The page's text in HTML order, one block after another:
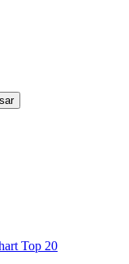
Top 20